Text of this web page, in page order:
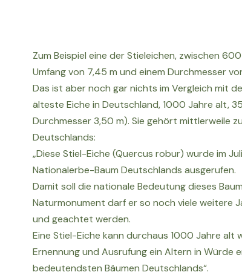
Zum Beispiel eine der Stieleichen, zwischen
Umfang von 7,45 m und einem Durchmesser
Das ist aber noch gar nichts im Vergleich mit
älteste Eiche in Deutschland, 1000 Jahre alt,
Durchmesser 3,50 m). Sie gehört mittlerweile
Deutschlands:
„Diese Stiel-Eiche (Quercus robur) wurde im
Nationalerbe-Baum Deutschlands ausgerufen.
Damit soll die nationale Bedeutung dieses
Naturmonument darf er so noch viele
und geachtet werden.
Eine Stiel-Eiche kann durchaus 1000 Jahre alt
Ernennung und Ausrufung ein Altern in Würde
bedeutendsten Bäumen Deutschlands“.